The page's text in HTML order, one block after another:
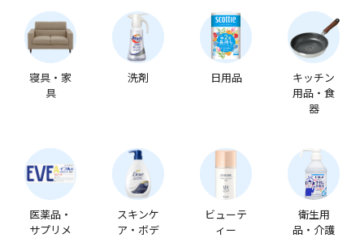
寝具・家
具
洗剤 日用品
キッチン
用品・食
器
医薬品・
サプリメ
スキンケ
ア・ボデ
ビューテ
ィー
衛生用
品・介護